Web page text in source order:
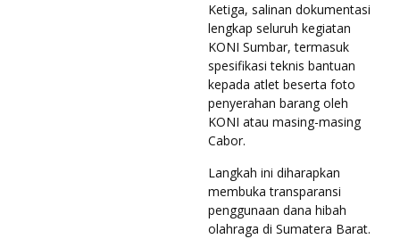
Ketiga, salinan dokumentasi
lengkap seluruh kegiatan
KONI Sumbar, termasuk
spesifikasi teknis bantuan
kepada atlet beserta foto
penyerahan barang oleh
KONI atau masing-masing
Cabor.
Langkah ini diharapkan
membuka transparansi
penggunaan dana hibah
olahraga di Sumatera Barat.